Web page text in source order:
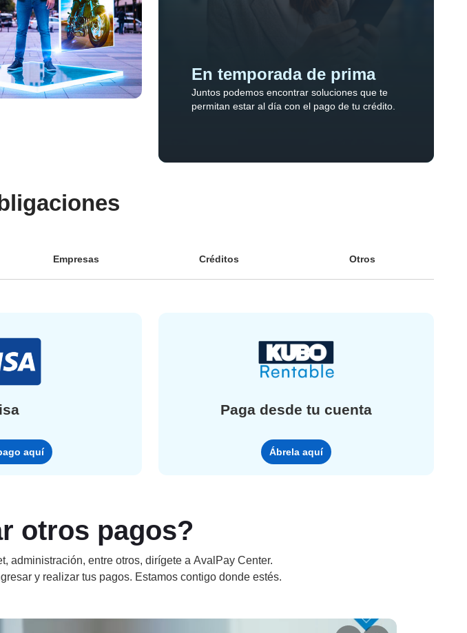
En temporada de prima
Juntos podemos encontrar soluciones que te
permitan estar al día con el pago de tu crédito.
Empresas Créditos Otros
aquí
Paga desde tu cuenta
Ábrela aquí
otros pagos?
administración, entre otros, dirígete a AvalPay Center.
y realizar tus pagos. Estamos contigo donde estés.